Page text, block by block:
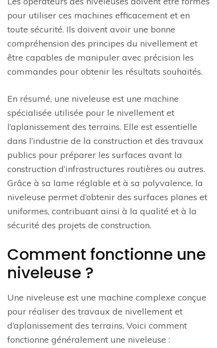
pour utiliser ces machines efficacement et en
toute sécurité. Ils doivent avoir une bonne
compréhension des principes du nivellement et
être capables de manipuler avec précision les
commandes pour obtenir les résultats souhaités.
En résumé, une niveleuse est une machine
spécialisée utilisée pour le nivellement et
l’aplanissement des terrains. Elle est essentielle
dans l’industrie de la construction et des travaux
publics pour préparer les surfaces avant la
construction d’infrastructures routières ou autres.
Grâce à sa lame réglable et à sa polyvalence, la
niveleuse permet d’obtenir des surfaces planes et
uniformes, contribuant ainsi à la qualité et à la
sécurité des projets de construction.
Comment fonctionne une
niveleuse ?
Une niveleuse est une machine complexe conçue
pour réaliser des travaux de nivellement et
d’aplanissement des terrains. Voici comment
fonctionne généralement une niveleuse :